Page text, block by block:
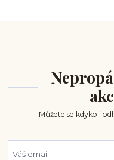
Můžete se kdykoli